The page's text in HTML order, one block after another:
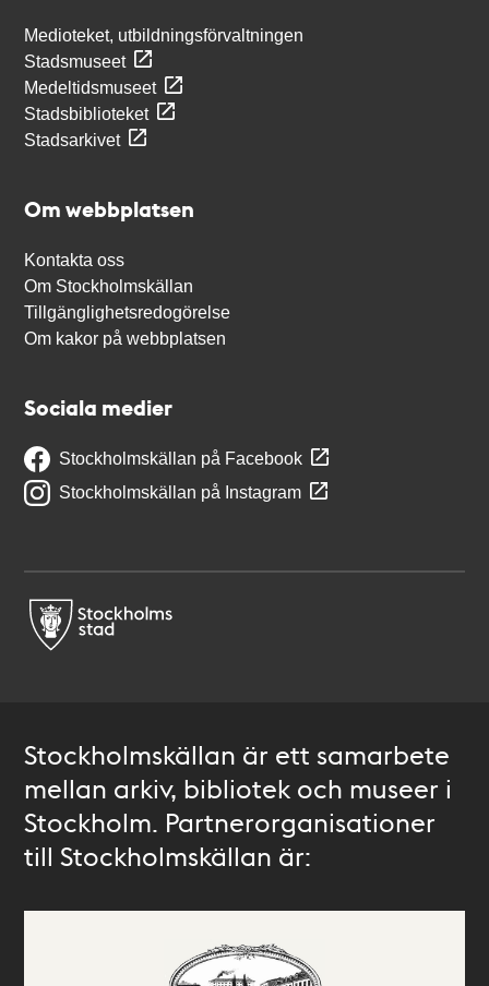
Medioteket, utbildningsförvaltningen
Stadsmuseet
Medeltidsmuseet
Stadsbiblioteket
Stadsarkivet
Om webbplatsen
Kontakta oss
Om Stockholmskällan
Tillgänglighetsredogörelse
Om kakor på webbplatsen
Sociala medier
Stockholmskällan på Facebook
Stockholmskällan på Instagram
Stockholmskällan är ett samarbete
mellan arkiv, bibliotek och museer i
Stockholm. Partnerorganisationer
till Stockholmskällan är: